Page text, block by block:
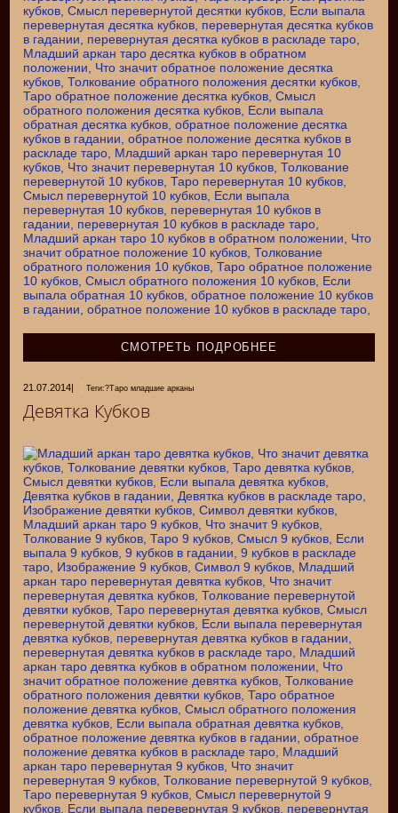
СМОТРЕТЬ ПОДРОБНЕЕ
21.07.2014| Теги:?Таро младшие арканы
Девятка Кубков